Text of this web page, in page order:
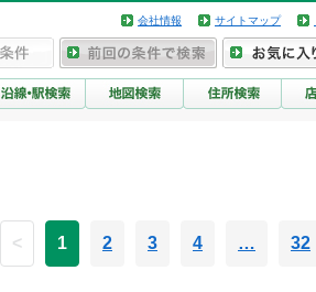
会社情報 サイトマップ
< 1 2 3 4 … 32